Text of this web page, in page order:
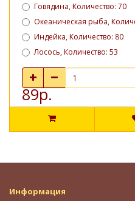
Говядина, Количество: 70
Океаническая рыба,
Индейка, Количество: 80
Лосось, Количество: 53
89р.
Информация